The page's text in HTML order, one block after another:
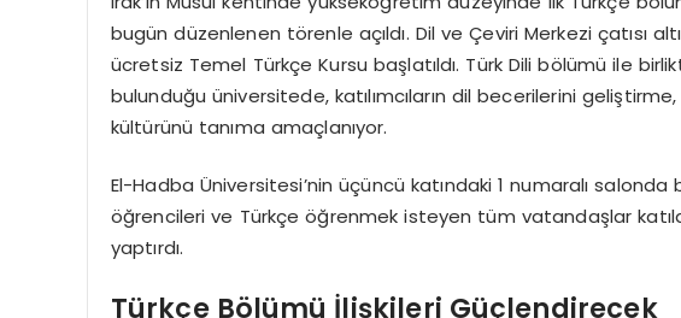
bugün düzenlenen törenle açıldı. Dil ve Çeviri Merkezi çatısı
ücretsiz Temel Türkçe Kursu başlatıldı. Türk Dili bölümü ile
bulunduğu üniversitede, katılımcıların dil becerilerini
kültürünü tanıma amaçlanıyor.
El-Hadba Üniversitesi’nin üçüncü katındaki 1 numaralı
öğrencileri ve Türkçe öğrenmek isteyen tüm vatandaşlar
yaptırdı.
Türkçe Bölümü İlişkileri Güçlendirecek